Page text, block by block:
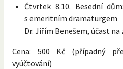
Čtvrtek 8.10. Besední
s emeritním dramaturgem
Dr. Jiřím Benešem, účast
Cena: 500 Kč (případný
vyúčtování)